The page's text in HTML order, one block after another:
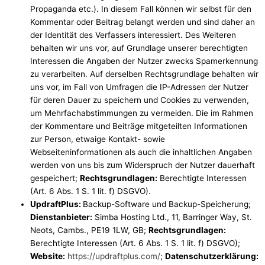
Propaganda etc.). In diesem Fall können wir selbst für den
Kommentar oder Beitrag belangt werden und sind daher an
der Identität des Verfassers interessiert. Des Weiteren
behalten wir uns vor, auf Grundlage unserer berechtigten
Interessen die Angaben der Nutzer zwecks Spamerkennung
zu verarbeiten. Auf derselben Rechtsgrundlage behalten wir
uns vor, im Fall von Umfragen die IP-Adressen der Nutzer
für deren Dauer zu speichern und Cookies zu verwenden,
um Mehrfachabstimmungen zu vermeiden. Die im Rahmen
der Kommentare und Beiträge mitgeteilten Informationen
zur Person, etwaige Kontakt- sowie
Webseiteninformationen als auch die inhaltlichen Angaben
werden von uns bis zum Widerspruch der Nutzer dauerhaft
gespeichert;Rechtsgrundlagen: Berechtigte Interessen
(Art. 6 Abs. 1 S. 1 lit. f) DSGVO).
UpdraftPlus: Backup-Software und Backup-Speicherung;
Dienstanbieter: Simba Hosting Ltd., 11, Barringer Way, St.
Neots, Cambs., PE19 1LW, GB;Rechtsgrundlagen:
Berechtigte Interessen (Art. 6 Abs. 1 S. 1 lit. f) DSGVO);
Website: https://updraftplus.com/;Datenschutzerklärung: